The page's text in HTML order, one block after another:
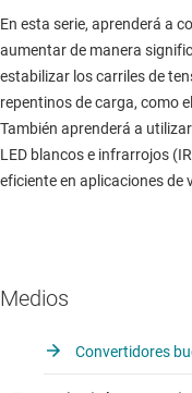
En esta serie, aprenderá a
aumentar de manera
estabilizar los carriles de
repentinos de carga, como
También aprenderá a
LED blancos e infrarrojos
eficiente en aplicaciones de
Medios
Convertidores